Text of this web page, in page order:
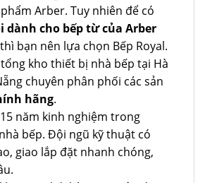
Arber. Tuy nhiên để có
dành cho bếp từ của Arber
bạn nên lựa chọn Bếp Royal.
kho thiết bị nhà bếp tại Hà
chuyên phân phối các sản
hãng.
năm kinh nghiệm trong
bếp. Đội ngũ kỹ thuật có
giao lắp đặt nhanh chóng,